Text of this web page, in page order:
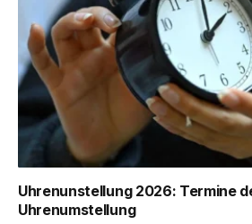
Uhrenunstellung 2026: Termine
Uhrenumstellung